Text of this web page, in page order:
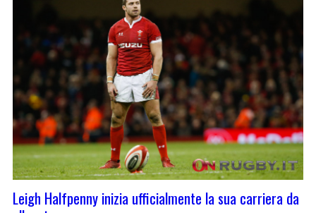
Leigh Halfpenny inizia ufficialmente la sua carriera da